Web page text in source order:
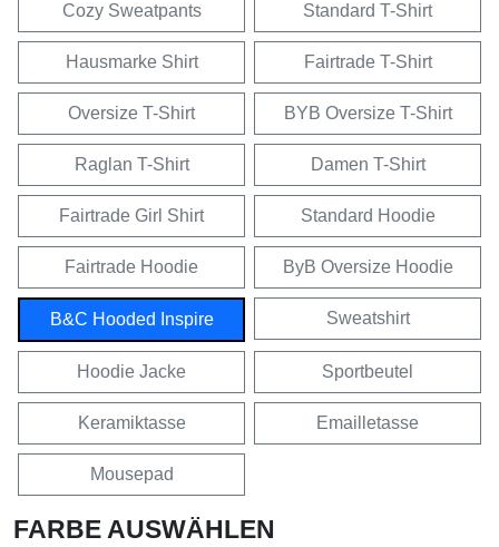
Cozy Sweatpants Standard T-Shirt
Hausmarke Shirt Fairtrade T-Shirt
Oversize T-Shirt BYB Oversize T-Shirt
Raglan T-Shirt Damen T-Shirt
Fairtrade Girl Shirt Standard Hoodie
Fairtrade Hoodie ByB Oversize Hoodie
B&C Hooded Inspire Sweatshirt
Hoodie Jacke Sportbeutel
Keramiktasse Emailletasse
Mousepad
FARBE AUSWÄHLEN